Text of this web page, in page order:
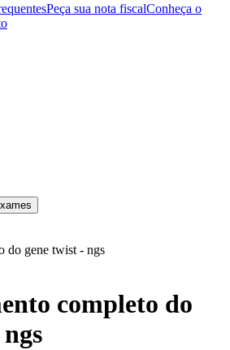
Peça sua nota fiscalConheça o
do gene twist - ngs
completo do